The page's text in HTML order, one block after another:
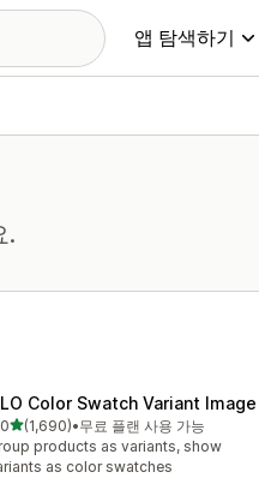
앱 탐색하기
.
Color Swatch Variant Image
별 5개 중
(1,690)
리뷰 1690개
•무료 플랜 사용 가능
products as variants, show
as color swatches